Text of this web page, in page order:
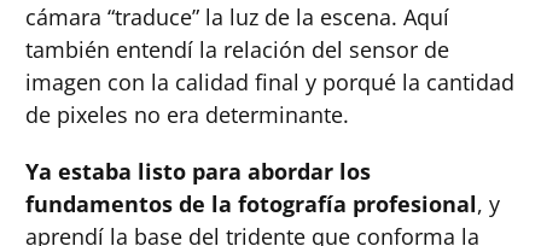
cámara “traduce” la luz de la escena. Aquí
también entendí la relación del sensor de
imagen con la calidad final y porqué la cantidad
de pixeles no era determinante.
Ya estaba listo para abordar los
fundamentos de la fotografía profesional, y
aprendí la base del tridente que conforma la